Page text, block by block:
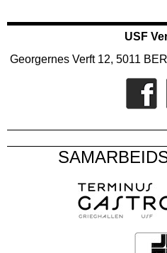
USF
Georgernes Verft 12, 5011